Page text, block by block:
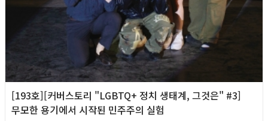
[193호][커버스토리 "LGBTQ+ 정치 생태계, 그것은" #3]
무모한 용기에서 시작된 민주주의 실험